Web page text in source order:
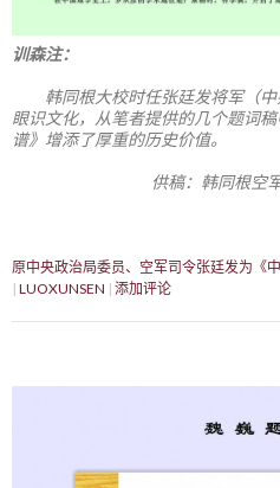
训森注：
韩同根大校时任张廷发将军（
眼识文化，从笔者提供的几个题词
谱》增添了厚重的历史价值。
供稿：韩同根
原中央政治局委员、空军司令张廷发为《
LUOXUNSEN 添加评论